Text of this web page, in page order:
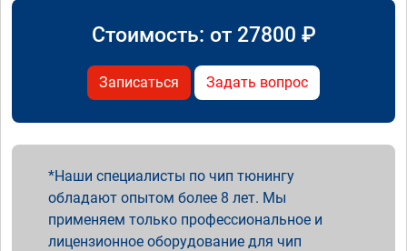
Стоимость: от 27800 ₽
Записаться Задать вопрос
Наши специалисты по чип тюнингу
обладают опытом более 8 лет. Мы
применяем только профессиональное и
лицензионное оборудование для чип